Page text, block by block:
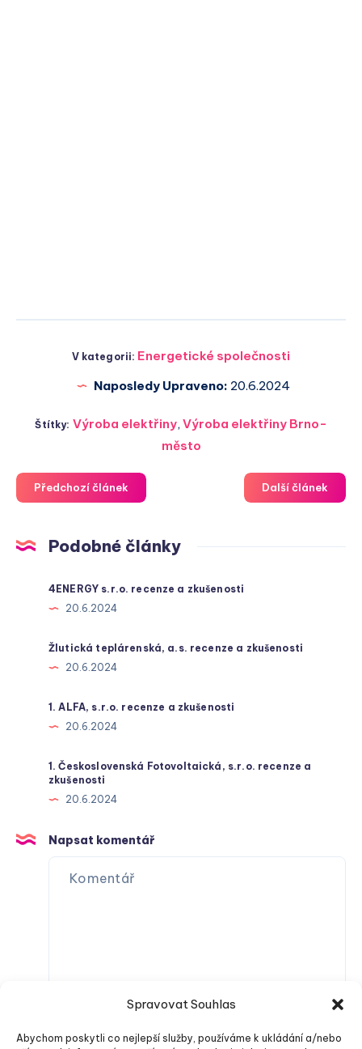
Spravovat Souhlas
Abychom poskytli co nejlepší služby, používáme k ukládání a/nebo
V kategorii: Energetické společnosti
Naposledy Upraveno: 20.6.2024
Štítky: Výroba elektřiny, Výroba elektřiny Brno-
město
Předchozí článek Další článek
Podobné články
4ENERGY s.r.o. recenze a zkušenosti
20.6.2024
Žlutická teplárenská, a.s. recenze a zkušenosti
20.6.2024
1. ALFA, s.r.o. recenze a zkušenosti
20.6.2024
1. Československá Fotovoltaická, s.r.o. recenze a
zkušenosti
20.6.2024
Napsat komentář